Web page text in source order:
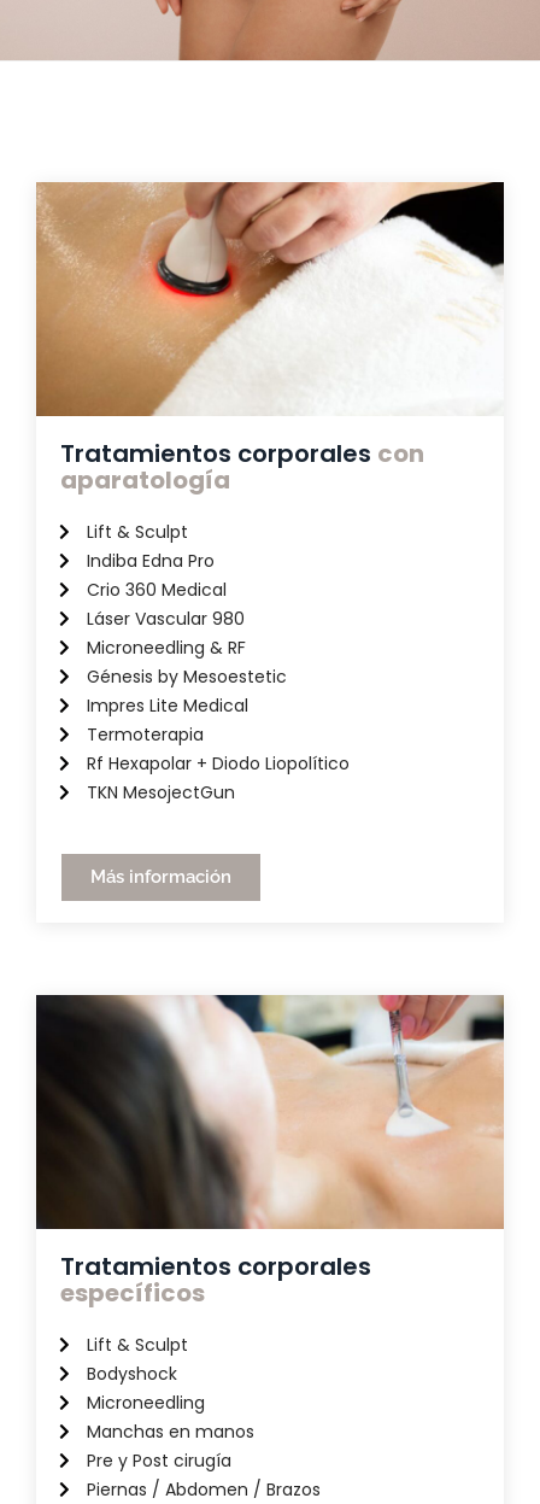
Tratamientos corporales con
aparatología
Lift & Sculpt
Indiba Edna Pro
Crio 360 Medical
Láser Vascular 980
Microneedling & RF
Génesis by Mesoestetic
Impres Lite Medical
Termoterapia
Rf Hexapolar + Diodo Liopolítico
TKN MesojectGun
Más información
Tratamientos corporales
específicos
Lift & Sculpt
Bodyshock
Microneedling
Manchas en manos
Pre y Post cirugía
Piernas / Abdomen / Brazos